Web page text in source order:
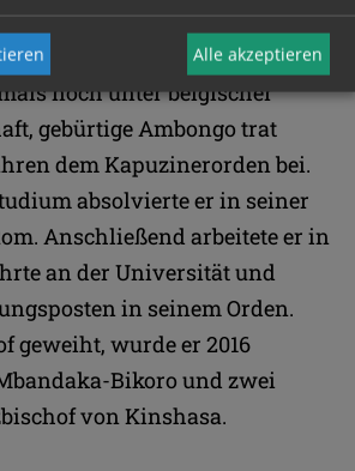
getauft werden wollten.
noch unter belgischer
gebürtige Ambongo trat
dem Kapuzinerorden bei.
absolvierte er in seiner
Anschließend arbeitete er in
an der Universität und
in seinem Orden.
geweiht, wurde er 2016
Bikoro und zwei
von Kinshasa.
Alle akzeptieren